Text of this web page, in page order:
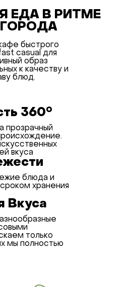
ЕДА В РИТМЕ
быстрого
casual для
образ
к качеству и
блюд.
360°
прозрачный
вкуса
блюда и
хранения
Вкуса
только
мы полностью